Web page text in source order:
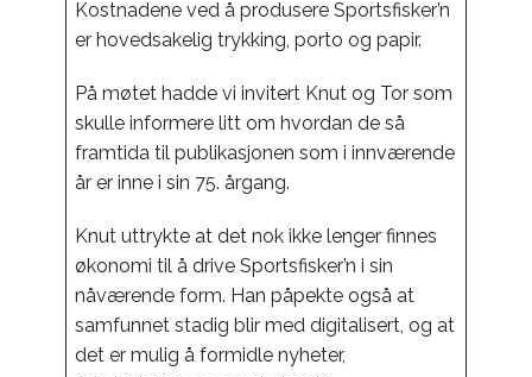
Kostnadene ved å produsere Sportsfisker’n
er hovedsakelig trykking, porto og papir.
På møtet hadde vi invitert Knut og Tor som
skulle informere litt om hvordan de så
framtida til publikasjonen som i innværende
år er inne i sin 75. årgang.
Knut uttrykte at det nok ikke lenger finnes
økonomi til å drive Sportsfisker’n i sin
nåværende form. Han påpekte også at
samfunnet stadig blir med digitalisert, og at
det er mulig å formidle nyheter,